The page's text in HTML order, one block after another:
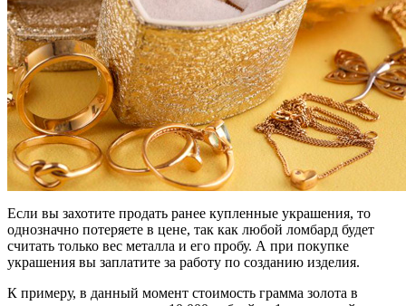
Если вы захотите продать ранее купленные украшения, то
однозначно потеряете в цене, так как любой ломбард будет
считать только вес металла и его пробу. А при покупке
украшения вы заплатите за работу по созданию изделия.
К примеру, в данный момент стоимость грамма золота в